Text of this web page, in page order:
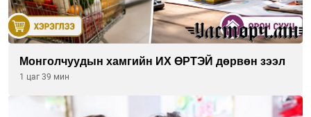
Монголчуудын хамгийн ИХ ӨРТЭЙ дөрвөн зээл
1 цаг 39 мин